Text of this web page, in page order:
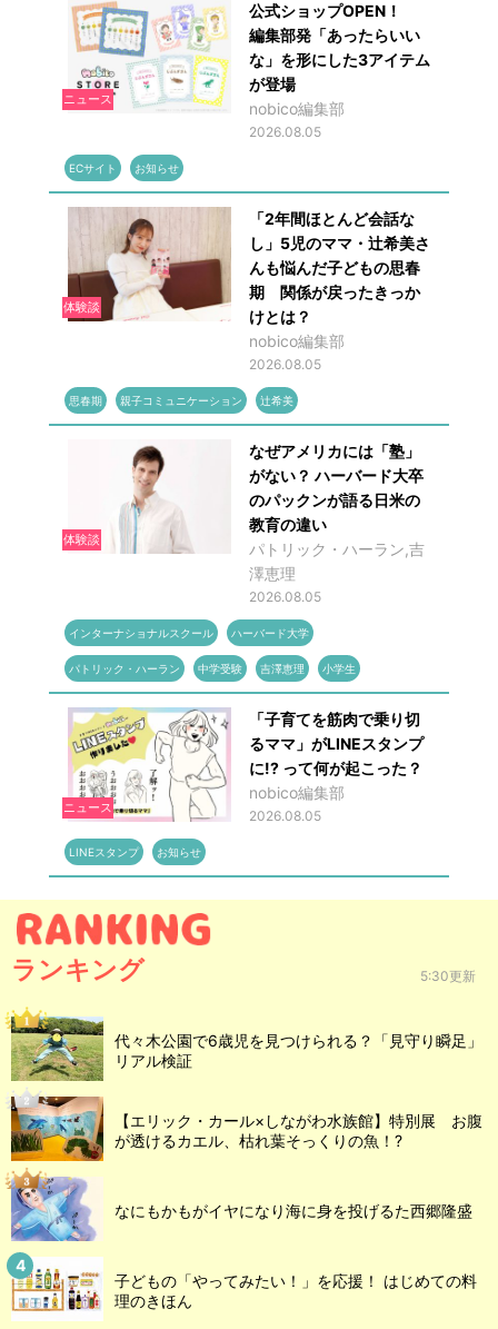
ニュース
公式ショップOPEN！
編集部発「あったらいい
な」を形にした3アイテム
が登場
nobico編集部
2026.08.05
ECサイト お知らせ
体験談
「2年間ほとんど会話な
し」5児のママ・辻希美さ
んも悩んだ子どもの思春
期 関係が戻ったきっか
けとは？
nobico編集部
2026.08.05
思春期 親子コミュニケーション 辻希美
体験談
なぜアメリカには「塾」
がない？ ハーバード大卒
のパックンが語る日米の
教育の違い
パトリック・ハーラン,吉
澤恵理
2026.08.05
インターナショナルスクール ハーバード大学
パトリック・ハーラン 中学受験 吉澤恵理 小学生
ニュース
「子育てを筋肉で乗り切
るママ」がLINEスタンプ
に!? って何が起こった？
nobico編集部
2026.08.05
LINEスタンプ お知らせ
ランキング 5:30更新
代々木公園で6歳児を見つけられる？「見守り瞬足」
リアル検証
【エリック・カール×しながわ水族館】特別展 お腹
が透けるカエル、枯れ葉そっくりの魚！?
なにもかもがイヤになり海に身を投げるた西郷隆盛
子どもの「やってみたい！」を応援！ はじめての料
理のきほん